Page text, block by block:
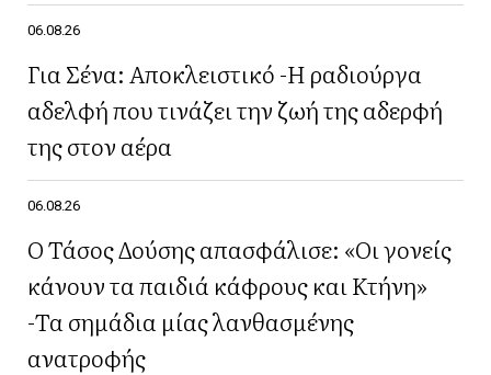
06.08.26
Για Σένα: Αποκλειστικό -Η ραδιούργα
αδελφή που τινάζει την ζωή της αδερφή
της στον αέρα
06.08.26
Ο Τάσος Δούσης απασφάλισε: «Οι γονείς
κάνουν τα παιδιά κάφρους και Κτήνη»
-Τα σημάδια μίας λανθασμένης
ανατροφής